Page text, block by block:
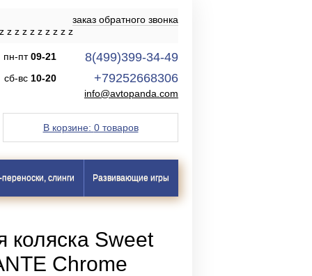
заказ обратного звонка
z z z z z z z z z z
пн-пт09-21
сб-вс 10-20
8(499)399-34-49
+79252668306
info@avtopanda.com
В корзине: 0 товаров
слинги Развивающие игры
коляска Sweet
Chrome